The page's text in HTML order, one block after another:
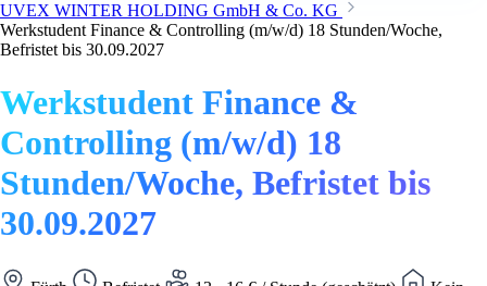
UVEX WINTER HOLDING GmbH & Co. KG
Werkstudent Finance & Controlling (m/w/d) 18 Stunden/Woche,
Befristet bis 30.09.2027
Werkstudent Finance &
Controlling (m/w/d) 18
Stunden/Woche, Befristet bis
30.09.2027